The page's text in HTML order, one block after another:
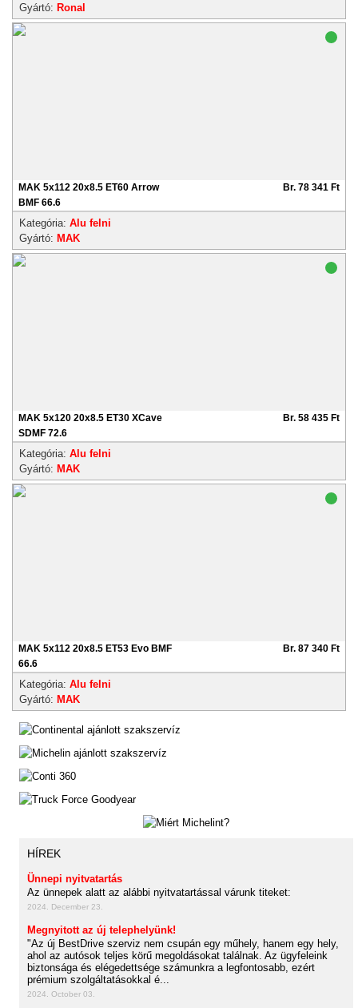
Gyártó: Ronal
MAK 5x112 20x8.5 ET60 Arrow
BMF 66.6
Br. 78 341 Ft
Kategória: Alu felni
Gyártó: MAK
MAK 5x120 20x8.5 ET30 XCave
SDMF 72.6
Br. 58 435 Ft
Kategória: Alu felni
Gyártó: MAK
MAK 5x112 20x8.5 ET53 Evo BMF
66.6
Br. 87 340 Ft
Kategória: Alu felni
Gyártó: MAK
HÍREK
Ünnepi nyitvatartás
Az ünnepek alatt az alábbi nyitvatartással várunk titeket:
2024. December 23.
Megnyitott az új telephelyünk!
"Az új BestDrive szerviz nem csupán egy műhely, hanem egy hely,
ahol az autósok teljes körű megoldásokat találnak. Az ügyfeleink
biztonsága és elégedettsége számunkra a legfontosabb, ezért
prémium szolgáltatásokkal é...
2024. October 03.